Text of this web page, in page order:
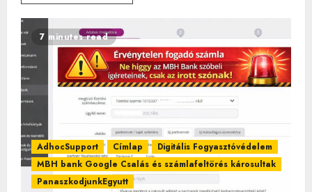
7 minutes read
AdhocSupport Címlap
Digitális Fogyasztóvédelem
MBH bank Google Csalás és számlafeltörés károsultak
PanaszkodjunkEgyutt